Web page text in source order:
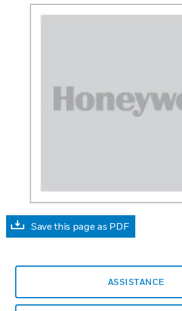
Save this page as PDF
ASSISTANCE